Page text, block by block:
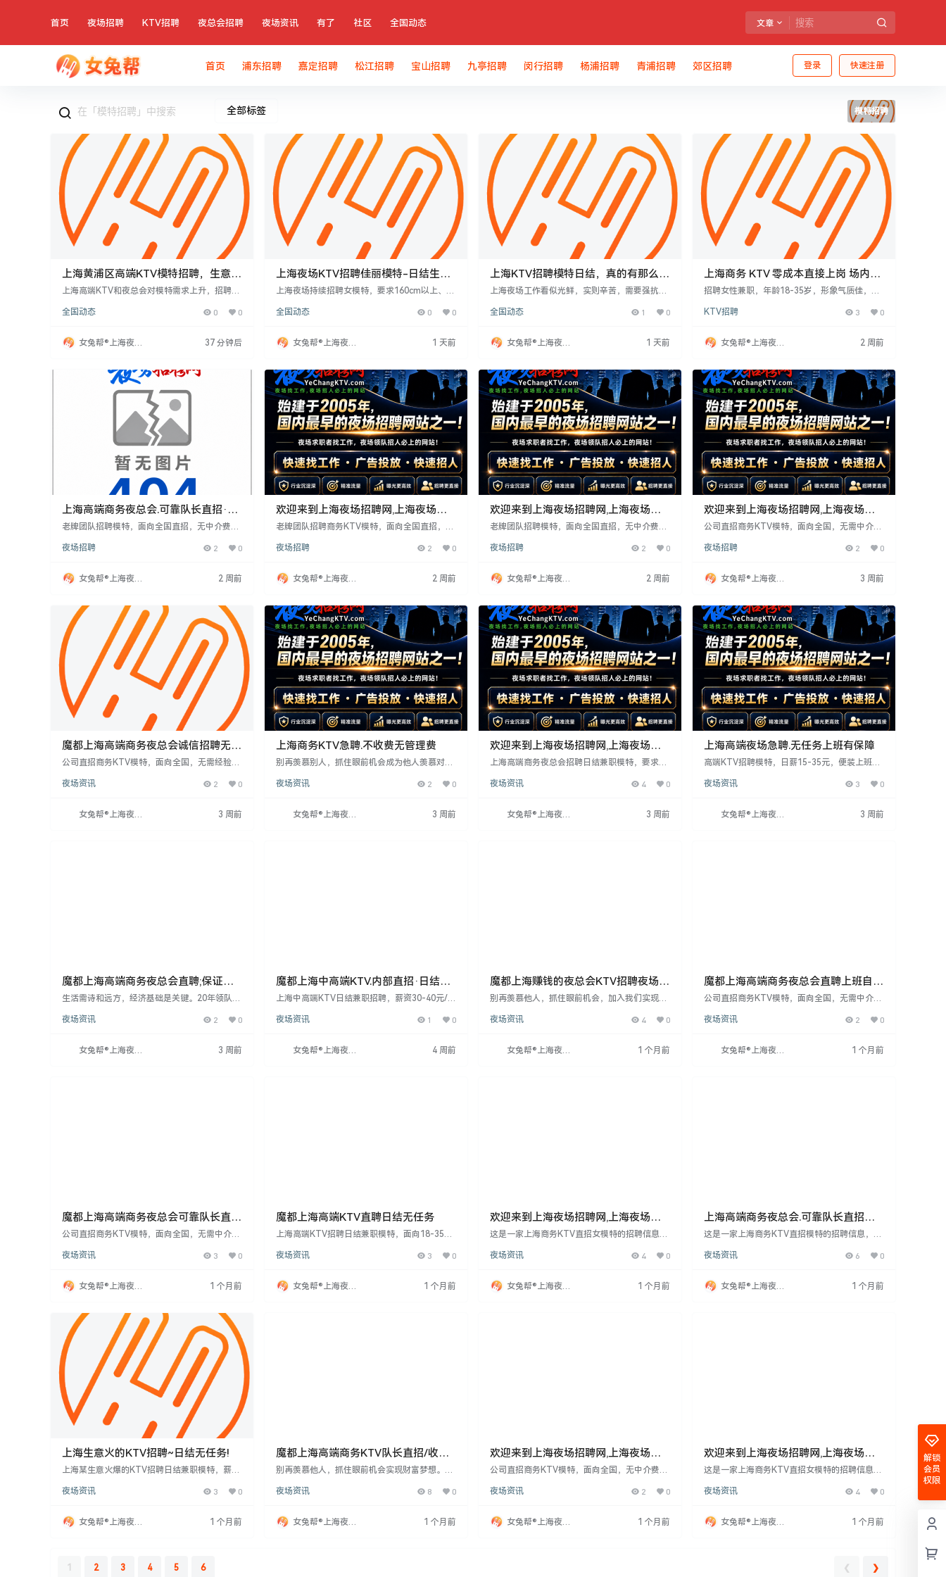
首页 夜场招聘 KTV招聘 夜总会招聘 夜场资讯 有了 社区 全国动态 文章
登录 快速注册
首页 浦东招聘 嘉定招聘 松江招聘 宝山招聘 九亭招聘 闵行招聘 杨浦招聘 青浦招聘 郊区招聘
全部标签 模特招聘
上海黄浦区高端KTV模特招聘，生意火
爆，日结1000-300
上海高端KTV和夜总会对模特需求上升，招聘条
佳。工作内容为接待顾客、提供陪伴服务，薪资
者优先但提供培训。工作灵活，适合兼职或全
职，收入高但竞争激烈。求职者需了解公司背
全国动态 0 0
女兔帮®上海夜场
37 分钟后
上海夜场KTV招聘佳丽模特-日结生意
好的场所
上海夜场持续招聘女模特，要求160cm以上、气
晨，收入可观，适合拓展人脉。工作虽辛苦，但
者需注意安全，选择正规场所。
全国动态 0 0
女兔帮®上海夜场
1 天前
上海KTV招聘模特日结，真的有那么好
做吗？
上海夜场工作看似光鲜，实则辛苦，需要强抗压
薪吸引人，但工作节奏不规律，对身体是考验。
业存在“潜规则”，但表现和努力是关键。
全国动态 1 0
女兔帮®上海夜场
1 天前
上海商务 KTV 零成本直接上岗 场内模
特持续扩招
招聘女性兼职，年龄18-35岁，形象气质佳，提
寓、吃住全包及团建补助。提供免费岗前培训及
KTV招聘 3 0
女兔帮®上海夜场
2 周前
上海高端商务夜总会.可靠队长直招·上
班自由可兼职!
老牌团队招聘模特，面向全国直招，无中介费，
m以上，有无经验均可，提供免费培训，工资日
女孩报销路费。工作轻松无压力，欢迎联系周
哥。
夜场招聘 2 0
女兔帮®上海夜场
2 周前
欢迎来到上海夜场招聘网,上海夜场招
聘信息发布专业网站！
老牌团队招聘商务KTV模特，面向全国直招，无
女，身高160cm以上，无经验可培训，工资日
轻松无压力，诚邀有意者联系周哥。
夜场招聘 2 0
女兔帮®上海夜场
2 周前
欢迎来到上海夜场招聘网,上海夜场招
聘信息发布专业网站！
老牌团队招聘模特，面向全国直招，无中介费。
免费培训。承诺入职不收费用，包住宿不押金，
力，欢迎联系周哥。
夜场招聘 2 0
女兔帮®上海夜场
2 周前
欢迎来到上海夜场招聘网,上海夜场招
聘信息发布专业网站！
公司直招商务KTV模特，面向全国，无需中介
160cm以上，有无经验均可，提供免费培训。公
路费。工作轻松无压力，欢迎联系周哥。
夜场招聘 2 0
女兔帮®上海夜场
3 周前
魔都上海高端商务夜总会诚信招聘无套
路真诚以待·
公司直招商务KTV模特，面向全国，无需经验，
上，无押金、无中介费、工资日结。公司人性
周哥。
夜场资讯 2 0
女兔帮®上海夜场
3 周前
上海商务KTV急聘.不收费无管理费
别再羡慕别人，抓住眼前机会成为他人羡慕对
队，豪华装修，客流量大，客户非富即贵。工作
招聘18-28岁女孩，形象气质佳，工资日结15-3
5元。工作时间晚上8点至凌晨1点，全职兼职皆
夜场资讯 2 0
女兔帮®上海夜场
3 周前
欢迎来到上海夜场招聘网,上海夜场招
聘信息发布专业网站！
上海高端商务夜总会招聘日结兼职模特，要求
30-40元起，提供免费食宿，环境优雅。工作轻
公司直接招聘，无中介费。外地可线上应聘。
夜场资讯 4 0
女兔帮®上海夜场
3 周前
上海高端夜场急聘.无任务上班有保障
高端KTV招聘模特，日薪15-35元，便装上班，
会化妆。提供免费公寓式住宿及生活设施。工作
高。适合有空闲时间或需赚钱的女士。
夜场资讯 3 0
女兔帮®上海夜场
3 周前
魔都上海高端商务夜总会直聘;保证上
班率
生活需诗和远方，经济基础是关键。20年领队经
变命运。2026求职者加入，轻松赚钱，掌握命
夜场资讯 2 0
女兔帮®上海夜场
3 周前
魔都上海中高端KTV.内部直招·日结无
任务!
上海中高端KTV日结兼职招聘，薪资30-40元/
形象好，无经验可带教。提供免费食宿，面试合
聘，公司直招。
夜场资讯 1 0
女兔帮®上海夜场
4 周前
魔都上海赚钱的夜总会KTV招聘夜场精
英,实力团队
别再羡慕他人，抓住眼前机会，加入我们实现财
优秀团队和豪华环境，客流量巨大。消费客人都
模特，工作轻松简单，只需提供点歌、倒酒等服
务，营造娱乐氛围。女孩18-28岁，形象气质
夜场资讯 4 0
女兔帮®上海夜场
1 个月前
魔都上海高端商务夜总会直聘上班自由
可兼职^
公司直招商务KTV模特，面向全国，无需中介
女性，身高160cm以上，有无经验均可，提供免
地女生可报销路费。工作轻松无压力，适合想轻
松赚钱的女性。想来的请联系周哥。
夜场资讯 2 0
女兔帮®上海夜场
1 个月前
魔都上海高端商务夜总会可靠队长直招
·上班自由可兼职!
公司直招商务KTV模特，面向全国，无需中介
性，年龄18-33岁，身高160cm以上，有无经验
何乱收费，保护应聘者隐私，并报销外地应聘者
路费。因网上招聘诈骗多，特此声明。欲应聘者
夜场资讯 3 0
女兔帮®上海夜场
1 个月前
魔都上海高端KTV直聘日结无任务
上海高端KTV招聘日结兼职模特，面向18-35岁
日结30-40元起，提供免费食宿，环境优雅。工
繁华地段，招聘无杂费，面试合格当天上岗。优
先录用，非中介。外地可线上应聘。
夜场资讯 3 0
女兔帮®上海夜场
1 个月前
欢迎来到上海夜场招聘网,上海夜场招
聘信息发布专业网站！
这是一家上海商务KTV直招女模特的招聘信息，
上，无经验均可，提供免费培训。公司承诺入职
任何中介费用，并保护隐私，为外地女生报销路
费。公司强调非中介，无押金和任何乱七八糟的
夜场资讯 4 0
女兔帮®上海夜场
1 个月前
上海高端商务夜总会.可靠队长直招生
意爆好
这是一家上海商务KTV直招模特的招聘信息，面
上，无经验者亦可，提供免费培训。公司承诺入
无任何中介费用。公司注重隐私保护，不要求身
份证，并为外地应聘者报销路费。招聘信息强调
夜场资讯 6 0
女兔帮®上海夜场
1 个月前
上海生意火的KTV招聘~日结无任务!
上海某生意火爆的KTV招聘日结兼职模特，薪资
中心繁华区域，环境高端，生意好，无杂费。招
费食宿及一对一指导。面试合格当天可上岗，无
时间限制，班次多，事少，待遇优厚，优先录
夜场资讯 3 0
女兔帮®上海夜场
1 个月前
魔都上海高端商务KTV队长直招/收入
可观待遇好福利多
别再羡慕他人，抓住眼前机会实现财富梦想。我
豪华环境，客流量大，回报丰厚。客人非富即
工作轻松简单，只需提供点歌、倒酒等服务，营
造娱乐氛围。18-28岁女孩，形象气质佳，工资
夜场资讯 8 0
女兔帮®上海夜场
1 个月前
欢迎来到上海夜场招聘网,上海夜场招
聘信息发布专业网站！
公司直招商务KTV模特，面向全国，无中介费。
训。承诺入职不收费，包住宿不收押金，工资日
位轻松无压力，欢迎联系周哥。
夜场资讯 2 0
女兔帮®上海夜场
1 个月前
欢迎来到上海夜场招聘网,上海夜场招
聘信息发布专业网站！
这是一家上海商务KTV直招女模特的招聘信息，
无经验均可。公司承诺入职不收任何费用，包住
护隐私。因网上招聘诈骗多，公司特别强调无押
金无费用，外地男生可报销路费。招聘无压力，
夜场资讯 4 0
女兔帮®上海夜场
1 个月前
1 2 3 4 5 6 ❮ ❯
解锁
会员
权限